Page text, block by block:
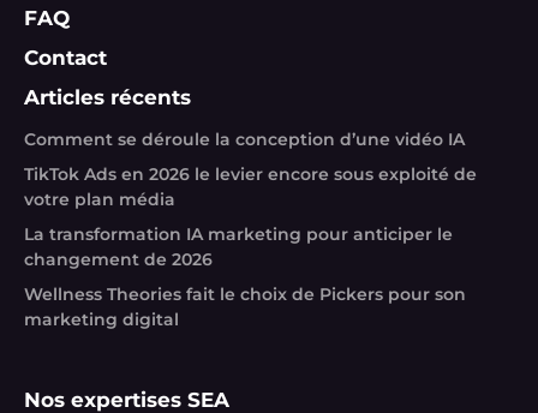
FAQ
Contact
Articles récents
Comment se déroule la conception d’une vidéo IA
TikTok Ads en 2026 le levier encore sous exploité de
votre plan média
La transformation IA marketing pour anticiper le
changement de 2026
Wellness Theories fait le choix de Pickers pour son
marketing digital
Nos expertises SEA